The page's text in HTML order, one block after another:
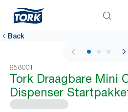
Back
1 / 3
658001
Tork Draagbare Mini
Dispenser